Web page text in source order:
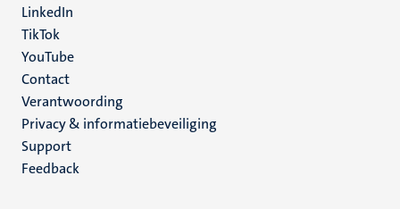
LinkedIn
TikTok
YouTube
Menu
footer
(NL)
Contact
Verantwoording
Privacy & informatiebeveiliging
Support
Feedback